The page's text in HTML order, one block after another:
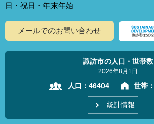
日・祝日・年末年始
メールでのお問い合わせ
諏訪市の人口・世帯数
2026年8月1日
人口： 46404 世帯：
統計情報